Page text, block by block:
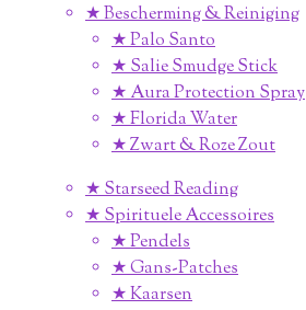
★ Bescherming & Reiniging
★ Palo Santo
★ Salie Smudge Stick
★ Aura Protection Spray
★ Florida Water
★ Zwart & Roze Zout
★ Starseed Reading
★ Spirituele Accessoires
★ Pendels
★ Gans-Patches
★ Kaarsen